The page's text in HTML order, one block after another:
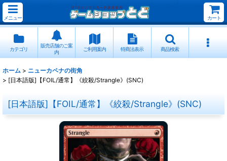
メニュー カート
カテゴリ
販売店舗のご案
内
ご利用案内 特商法表示 商品検索
ホーム > ニューカペナの街角
> [日本語版]【FOIL/通常】《絞殺/Strangle》(SNC)
[日本語版]【FOIL/通常】《絞殺/Strangle》(SNC)